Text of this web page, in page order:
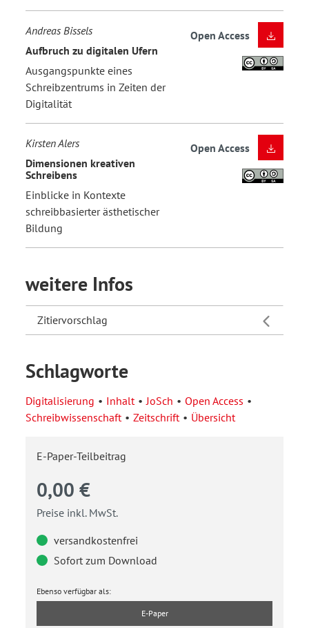
Andreas Bissels
Aufbruch zu digitalen Ufern
Ausgangspunkte eines
Schreibzentrums in Zeiten der
Digitalität
Open Access
Kirsten Alers
Dimensionen kreativen
Schreibens
Einblicke in Kontexte
schreibbasierter ästhetischer
Bildung
Open Access
weitere Infos
Zitiervorschlag
Schlagworte
Digitalisierung Inhalt JoSch
Open Access
Schreibwissenschaft
Zeitschrift Übersicht
E-Paper-Teilbeitrag
0,00 €
Preise inkl. MwSt.
versandkostenfrei
Sofort zum Download
Ebenso verfügbar als:
E-Paper